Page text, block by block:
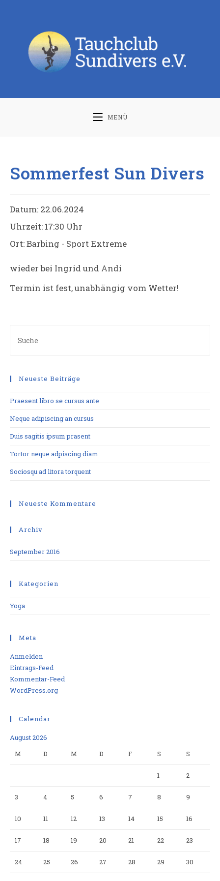
MENÜ
Sommerfest Sun Divers
Datum: 22.06.2024
Uhrzeit: 17:30 Uhr
Ort:Barbing - Sport Extreme
wieder bei Ingrid und Andi
Termin ist fest, unabhängig vom Wetter!
Neueste Beiträge
Praesent libro se cursus ante
Neque adipiscing an cursus
Duis sagitis ipsum prasent
Tortor neque adpiscing diam
Sociosqu ad litora torquent
Neueste Kommentare
Archiv
September 2016
Kategorien
Yoga
Meta
Anmelden
Eintrags-Feed
Kommentar-Feed
WordPress.org
Calendar
August 2026
M
D M D F S S
1 2
3 4 5 6 7 8 9
10 11 12 13 14 15 16
17 18 19 20 21 22 23
24 25 26 27 28 29 30